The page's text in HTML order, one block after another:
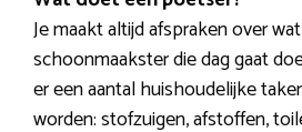
Je maakt altijd afspraken over
schoonmaakster die dag gaat
er een aantal huishoudelijke
worden: stofzuigen, afstoffen,